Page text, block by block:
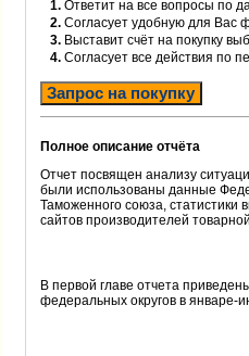
1. Ответит на все вопросы по
2. Согласует удобную для Вас
3. Выставит счёт на покупку
4. Согласует все действия по
Запрос на покупку
Полное описание отчёта
Отчет посвящен анализу
были использованы данные
Таможенного союза,
сайтов производителей
В первой главе отчета
федеральных округов в январе-